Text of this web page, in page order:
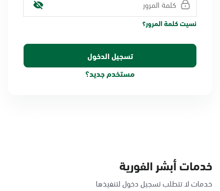
نسيت كلمة المرور؟
مستخدم جديد؟
خدمات أبشر الفورية
خدمات لا تتطلب تسجيل دخول لتنفيذها